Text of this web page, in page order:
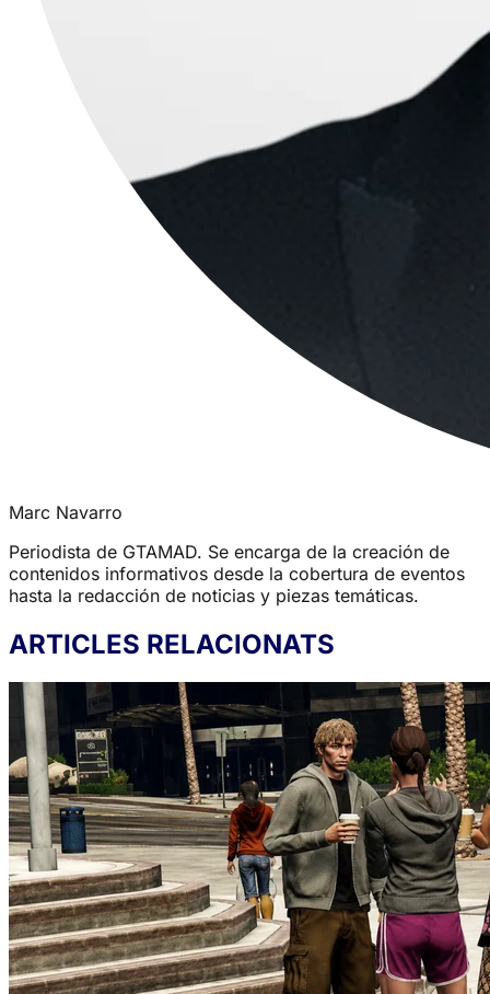
Marc Navarro
Periodista de GTAMAD. Se encarga de la creación de
contenidos informativos desde la cobertura de eventos
hasta la redacción de noticias y piezas temáticas.
ARTICLES RELACIONATS